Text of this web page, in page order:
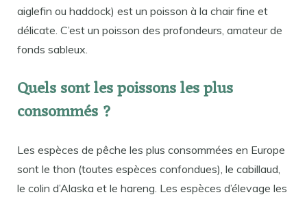
aiglefin ou haddock) est un poisson à la chair fine et
délicate. C’est un poisson des profondeurs, amateur de
fonds sableux.
Quels sont les poissons les plus
consommés ?
Les espèces de pêche les plus consommées en Europe
sont le thon (toutes espèces confondues), le cabillaud,
le colin d’Alaska et le hareng. Les espèces d’élevage les